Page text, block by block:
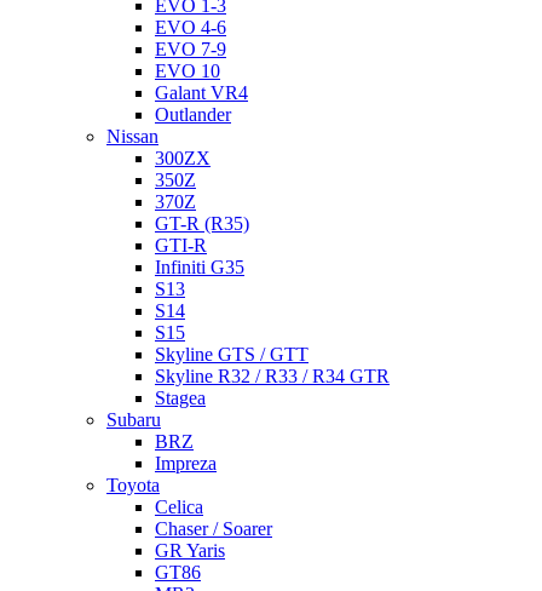
EVO 1-3
EVO 4-6
EVO 7-9
EVO 10
Galant VR4
Outlander
Nissan
300ZX
350Z
370Z
GT-R (R35)
GTI-R
Infiniti G35
S13
S14
S15
Skyline GTS / GTT
Skyline R32 / R33 / R34 GTR
Stagea
Subaru
BRZ
Impreza
Toyota
Celica
Chaser / Soarer
GR Yaris
GT86